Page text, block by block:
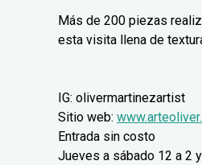
Más de 200 piezas
esta visita llena de
IG: olivermartinezartist
Sitio web:
Entrada sin costo
Jueves a sábado 12 a 2